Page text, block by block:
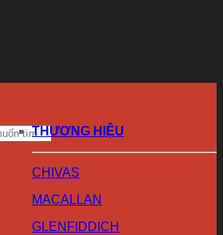
THƯƠNG HIỆU
CHIVAS
MACALLAN
GLENFIDDICH